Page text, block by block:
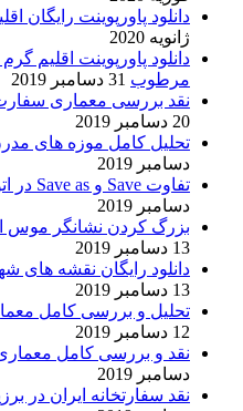
دانلود پاورپوینت
ژانویه 2020
دانلود پاورپوینت اقلیم
مرطوب 31 دسامبر 2019
نقد بررسی معماری سفارت
20 دسامبر 2019
تحلیل کامل موزه های
دسامبر 2019
تفاوت Save و Save as در اتوکد-زمان autocad Save as
دسامبر 2019
بزرگ کردن نشانگر موس
13 دسامبر 2019
دانلود رایگان نقشه های
13 دسامبر 2019
تحلیل و بررسی کامل
12 دسامبر 2019
نقد و بررسی کامل
دسامبر 2019
نقد سفارتخانه ایران در